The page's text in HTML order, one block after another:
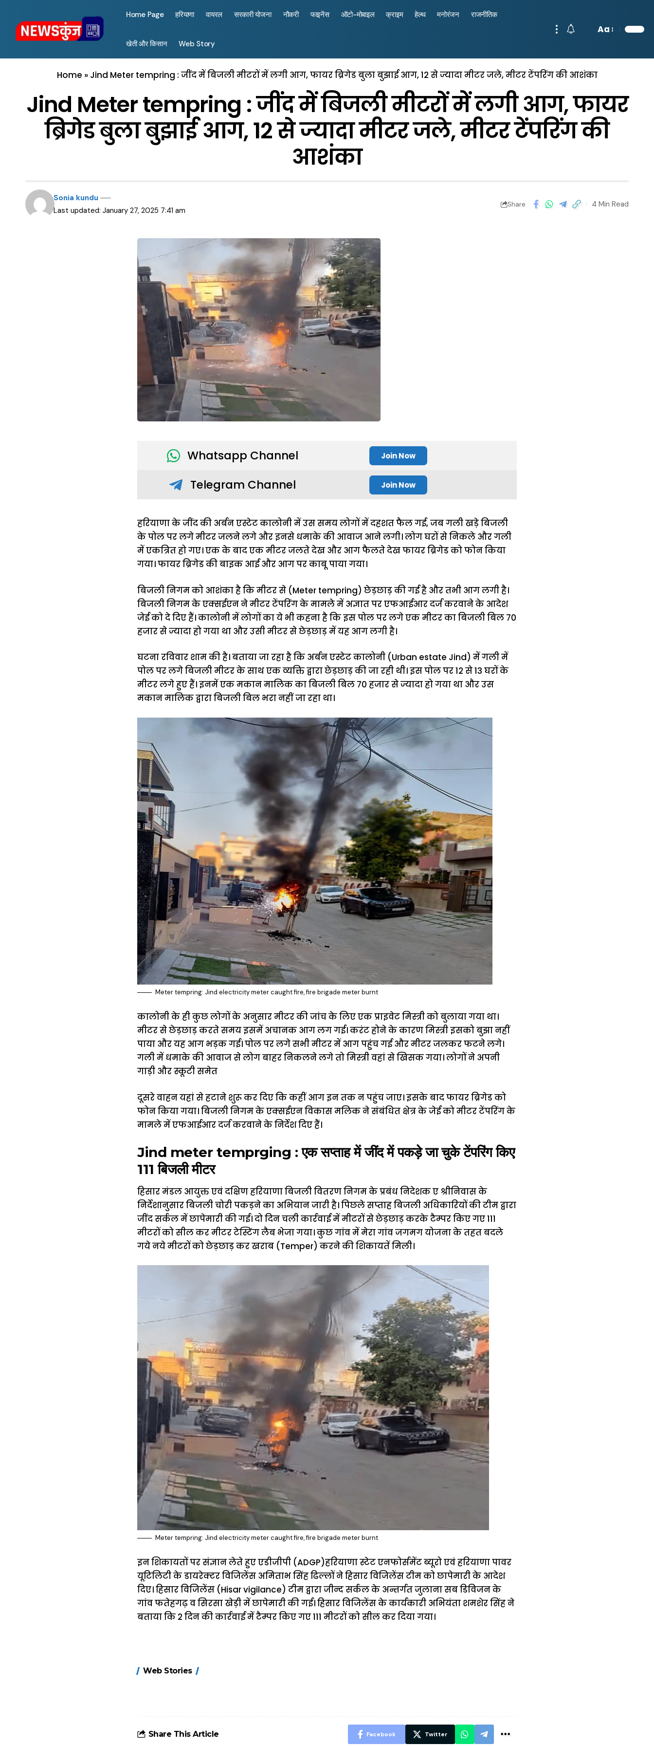
Home Page हरियाणा वायरल सरकारी योजना नौकरी फाइनेंस ऑटो-मोबाइल क्राइम हेल्थ मनोरंजन राजनीतिक
खेती और किसान Web Story
Aa
Home » Jind Meter tempring : जींद में बिजली मीटरों में लगी आग, फायर ब्रिगेड बुला बुझाई आग, 12 से ज्यादा मीटर जले, मीटर टेंपरिंग की आशंका
Jind Meter tempring : जींद में बिजली मीटरों में लगी आग, फायर
ब्रिगेड बुला बुझाई आग, 12 से ज्यादा मीटर जले, मीटर टेंपरिंग की
आशंका
Last updated: January 27, 2025 7:41 am
Sonia kundu
Share 4 Min Read
Whatsapp Channel Join Now
Telegram Channel Join Now
हरियाणा के जींद की अर्बन एस्टेट कालोनी में उस समय लोगों में दहशत फैल गई, जब गली खड़े बिजली
के पोल पर लगे मीटर जलने लगे और इनसे धमाके की आवाज आने लगी। लोग घरों से निकले और गली
में एकत्रित हो गए। एक के बाद एक मीटर जलते देख और आग फैलते देख फायर ब्रिगेड को फोन किया
गया। फायर ब्रिगेड की बाइक आई और आग पर काबू पाया गया।
बिजली निगम को आशंका है कि मीटर से (Meter tempring) छेड़छाड़ की गई है और तभी आग लगी है।
बिजली निगम के एक्सईएन ने मीटर टेंपरिंग के मामले में अज्ञात पर एफआईआर दर्ज करवाने के आदेश
जेई को दे दिए हैं। कालोनी में लोगों का ये भी कहना है कि इस पोल पर लगे एक मीटर का बिजली बिल 70
हजार से ज्यादा हो गया था और उसी मीटर से छेड़छाड़ में यह आग लगी है।
घटना रविवार शाम की है। बताया जा रहा है कि अर्बन एस्टेट कालोनी (Urban estate Jind) में गली में
पोल पर लगे बिजली मीटर के साथ एक व्यक्ति द्वारा छेड़छाड़ की जा रही थी। इस पोल पर 12 से 13 घरों के
मीटर लगे हुए हैं। इनमें एक मकान मालिक का बिजली बिल 70 हजार से ज्यादा हो गया था और उस
मकान मालिक द्वारा बिजली बिल भरा नहीं जा रहा था।
Meter tempring: Jind electricity meter caught fire, fire brigade meter burnt
कालोनी के ही कुछ लोगों के अनुसार मीटर की जांच के लिए एक प्राइवेट मिस्त्री को बुलाया गया था।
मीटर से छेड़छाड़ करते समय इसमें अचानक आग लग गई। करंट होने के कारण मिस्त्री इसको बुझा नहीं
पाया और यह आग भड़क गई। पोल पर लगे सभी मीटर में आग पहुंच गई और मीटर जलकर फटने लगे।
गली में धमाके की आवाज से लोग बाहर निकलने लगे तो मिस्त्री वहां से खिसक गया। लोगों ने अपनी
गाड़ी और स्कूटी समेत
दूसरे वाहन यहां से हटाने शुरू कर दिए कि कहीं आग इन तक न पहुंच जाए। इसके बाद फायर ब्रिगेड को
फोन किया गया। बिजली निगम के एक्सईएन विकास मलिक ने संबंधित क्षेत्र के जेई को मीटर टेंपरिंग के
मामले में एफआईआर दर्ज करवाने के निर्देश दिए हैं।
Jind meter temprging : एक सप्ताह में जींद में पकड़े जा चुके टेंपरिंग किए
111 बिजली मीटर
हिसार मंडल आयुक्त एवं दक्षिण हरियाणा बिजली वितरण निगम के प्रबंध निदेशक ए श्रीनिवास के
निर्देशानुसार बिजली चोरी पकड़ने का अभियान जारी है। पिछले सप्ताह बिजली अधिकारियों की टीम द्वारा
जींद सर्कल में छापेमारी की गई। दो दिन चली कार्रवाई में मीटरों से छेड़छाड़ करके टैम्पर किए गए 111
मीटरों को सील कर मीटर टेस्टिंग लैब भेजा गया। कुछ गांव में मेरा गांव जगमग योजना के तहत बदले
गये नये मीटरों को छेड़छाड़ कर खराब (Temper) करने की शिकायतें मिली।
Meter tempring: Jind electricity meter caught fire, fire brigade meter burnt
इन शिकायतों पर संज्ञान लेते हुए एडीजीपी (ADGP)हरियाणा स्टेट एनफोर्समेंट ब्यूरो एवं हरियाणा पावर
यूटिलिटी के डायरेक्टर विजिलेंस अमिताभ सिंह ढिल्लों ने हिसार विजिलेंस टीम को छापेमारी के आदेश
दिए। हिसार विजिलेंस (Hisar vigilance) टीम द्वारा जीन्द सर्कल के अन्तर्गत जुलाना सब डिविजन के
गांव फतेह‌गढ़ व सिरसा खेड़ी में छापेमारी की गई। हिसार विजिलेंस के कार्यकारी अभियंता शमशेर सिंह ने
बताया कि 2 दिन की कार्रवाई में टैम्पर किए गए 111 मीटरों को सील कर दिया गया।
Web Stories
होंगे FASTag के
आसान ट्रिक्स
निगरानी
Share This Article Facebook Twitter